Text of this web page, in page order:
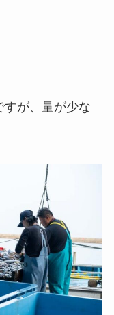
すが、量が少な